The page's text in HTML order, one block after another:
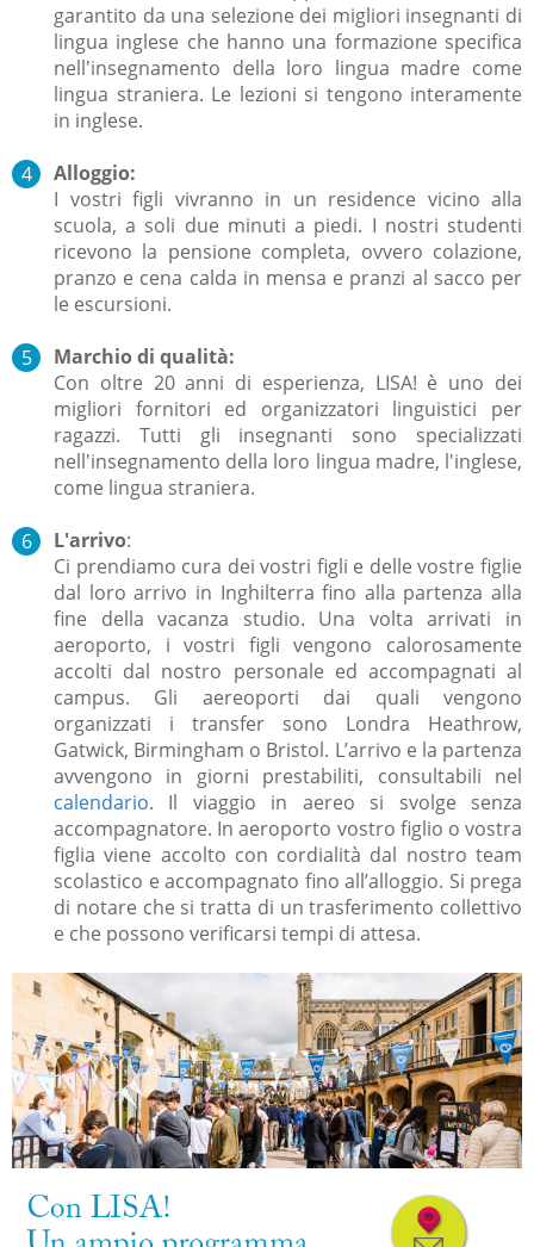
garantito da una selezione dei migliori insegnanti di
lingua inglese che hanno una formazione specifica
nell'insegnamento della loro lingua madre come
lingua straniera. Le lezioni si tengono interamente
in inglese.
Alloggio:
I vostri figli vivranno in un residence vicino alla
scuola, a soli due minuti a piedi. I nostri studenti
ricevono la pensione completa, ovvero colazione,
pranzo e cena calda in mensa e pranzi al sacco per
le escursioni.
Marchio di qualità:
Con oltre 20 anni di esperienza, LISA! è uno dei
migliori fornitori ed organizzatori linguistici per
ragazzi. Tutti gli insegnanti sono specializzati
nell'insegnamento della loro lingua madre, l'inglese,
come lingua straniera.
L'arrivo:
Ci prendiamo cura dei vostri figli e delle vostre figlie
dal loro arrivo in Inghilterra fino alla partenza alla
fine della vacanza studio. Una volta arrivati in
aeroporto, i vostri figli vengono calorosamente
accolti dal nostro personale ed accompagnati al
campus. Gli aereoporti dai quali vengono
organizzati i transfer sono Londra Heathrow,
Gatwick, Birmingham o Bristol. L’arrivo e la partenza
avvengono in giorni prestabiliti, consultabili nel
calendario. Il viaggio in aereo si svolge senza
accompagnatore. In aeroporto vostro figlio o vostra
figlia viene accolto con cordialità dal nostro team
scolastico e accompagnato fino all’alloggio. Si prega
di notare che si tratta di un trasferimento collettivo
e che possono verificarsi tempi di attesa.